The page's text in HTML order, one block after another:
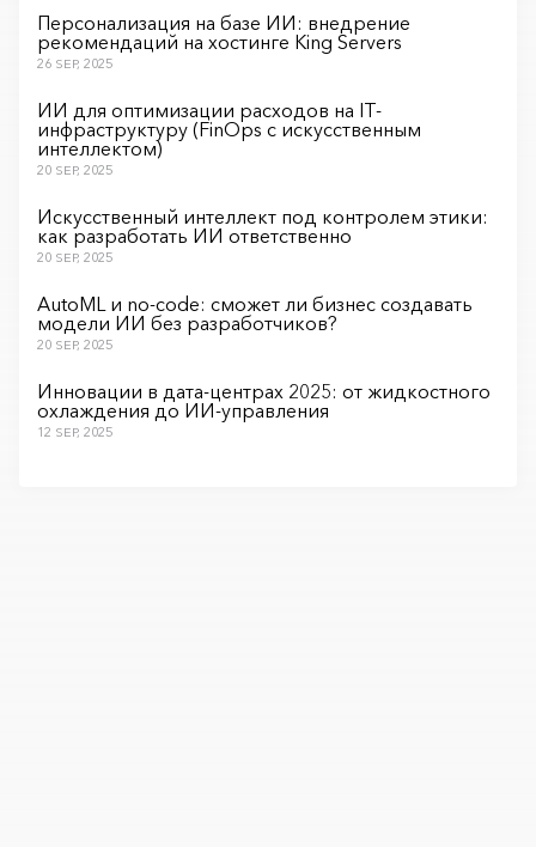
Персонализация на базе ИИ: внедрение
рекомендаций на хостинге King Servers
26 SEP, 2025
ИИ для оптимизации расходов на IT-
инфраструктуру (FinOps с искусственным
интеллектом)
20 SEP, 2025
Искусственный интеллект под контролем этики:
как разработать ИИ ответственно
20 SEP, 2025
AutoML и no-code: сможет ли бизнес создавать
модели ИИ без разработчиков?
20 SEP, 2025
Инновации в дата-центрах 2025: от жидкостного
охлаждения до ИИ-управления
12 SEP, 2025